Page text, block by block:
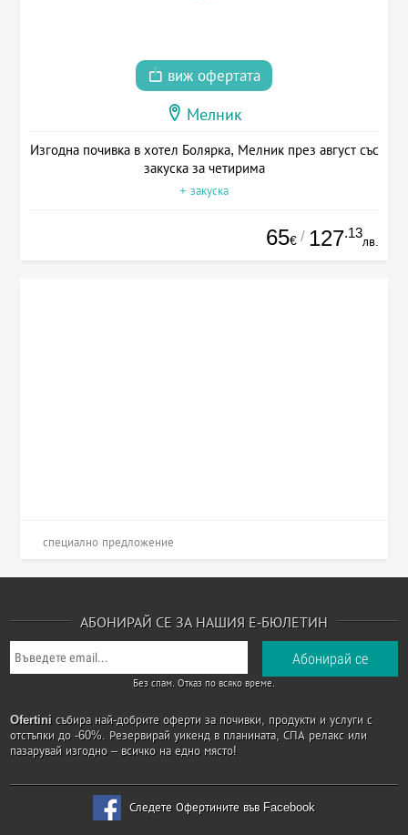
виж офертата
Мелник
Изгодна почивка в хотел Болярка, Мелник през август със
закуска за четирима
+ закуска
65€ / 127.13
лв.
специално предложение
АБОНИРАЙ СЕ ЗА НАШИЯ Е-БЮЛЕТИН
Без спам. Отказ по всяко време.
Ofertini събира най-добрите оферти за почивки, продукти и услуги с
отстъпки до -60%. Резервирай уикенд в планината, СПА релакс или
пазарувай изгодно – всичко на едно място!
Следете Офертините във Facebook